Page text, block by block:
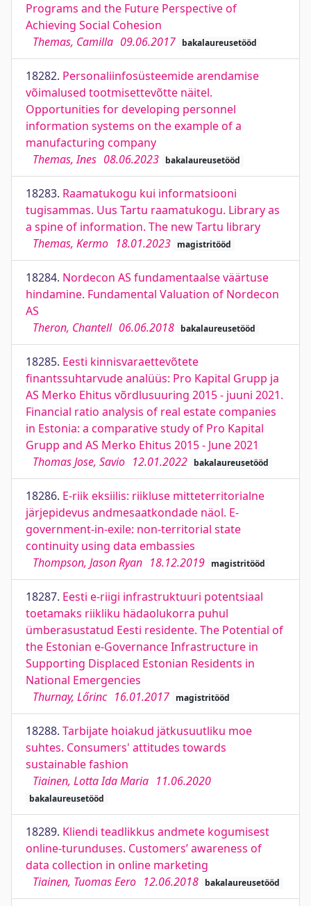
Programs and the Future Perspective of
Achieving Social Cohesion
Themas, Camilla 09.06.2017 bakalaureusetööd
18282. Personaliinfosüsteemide arendamise
võimalused tootmisettevõtte näitel.
Opportunities for developing personnel
information systems on the example of a
manufacturing company
Themas, Ines 08.06.2023 bakalaureusetööd
18283. Raamatukogu kui informatsiooni
tugisammas. Uus Tartu raamatukogu. Library as
a spine of information. The new Tartu library
Themas, Kermo 18.01.2023 magistritööd
18284. Nordecon AS fundamentaalse väärtuse
hindamine. Fundamental Valuation of Nordecon
AS
Theron, Chantell 06.06.2018 bakalaureusetööd
18285. Eesti kinnisvaraettevõtete
finantssuhtarvude analüüs: Pro Kapital Grupp ja
AS Merko Ehitus võrdlusuuring 2015 - juuni 2021.
Financial ratio analysis of real estate companies
in Estonia: a comparative study of Pro Kapital
Grupp and AS Merko Ehitus 2015 - June 2021
Thomas Jose, Savio 12.01.2022 bakalaureusetööd
18286. E-riik eksiilis: riikluse mitteterritorialne
järjepidevus andmesaatkondade näol. E-
government-in-exile: non-territorial state
continuity using data embassies
Thompson, Jason Ryan 18.12.2019 magistritööd
18287. Eesti e-riigi infrastruktuuri potentsiaal
toetamaks riikliku hädaolukorra puhul
ümberasustatud Eesti residente. The Potential of
the Estonian e-Governance Infrastructure in
Supporting Displaced Estonian Residents in
National Emergencies
Thurnay, Lőrinc 16.01.2017 magistritööd
18288. Tarbijate hoiakud jätkusuutliku moe
suhtes. Consumers' attitudes towards
sustainable fashion
Tiainen, Lotta Ida Maria 11.06.2020
bakalaureusetööd
18289. Kliendi teadlikkus andmete kogumisest
online-turunduses. Customers’ awareness of
data collection in online marketing
Tiainen, Tuomas Eero 12.06.2018 bakalaureusetööd